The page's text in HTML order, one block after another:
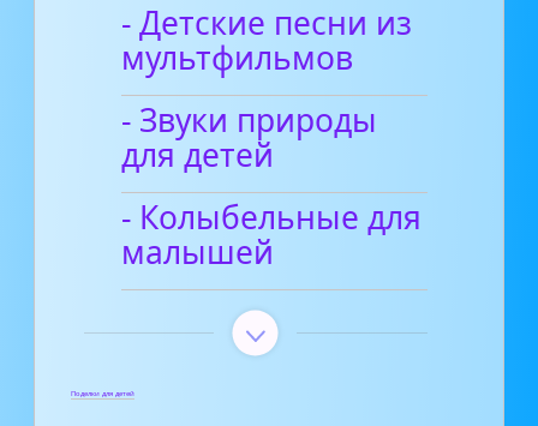
- Детские песни из
мультфильмов
- Звуки природы
для детей
- Колыбельные для
малышей
Поделки для детей